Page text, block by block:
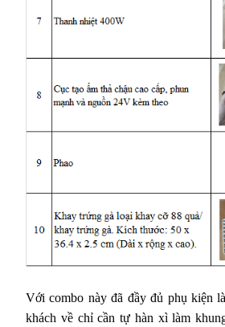
Với combo này đã đầy đủ phụ kiện
khách về chỉ cần tự hàn xì làm